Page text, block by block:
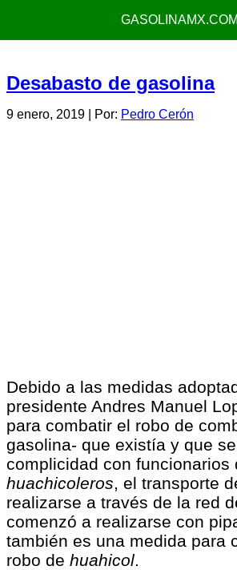
GASOLINAMX.COM
Desabasto de gasolina
9 enero, 2019 | Por: Pedro Cerón
Debido a las medidas
presidente Andres Manuel
para combatir el robo de
gasolina- que existía y que
complicidad con funcionarios
huachicoleros, el transporte
realizarse a través de la red
comenzó a realizarse con
también es una medida para
robo de huahicol.